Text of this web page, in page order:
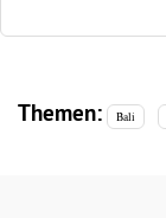
Themen: Bali